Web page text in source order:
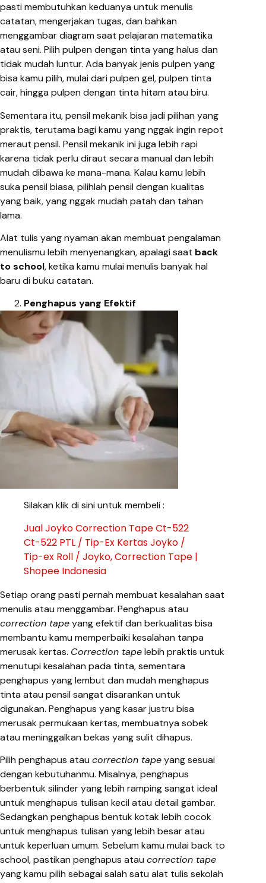
pasti membutuhkan keduanya untuk menulis
catatan, mengerjakan tugas, dan bahkan
menggambar diagram saat pelajaran matematika
atau seni. Pilih pulpen dengan tinta yang halus dan
tidak mudah luntur. Ada banyak jenis pulpen yang
bisa kamu pilih, mulai dari pulpen gel, pulpen tinta
cair, hingga pulpen dengan tinta hitam atau biru.
Sementara itu, pensil mekanik bisa jadi pilihan yang
praktis, terutama bagi kamu yang nggak ingin repot
meraut pensil. Pensil mekanik ini juga lebih rapi
karena tidak perlu diraut secara manual dan lebih
mudah dibawa ke mana-mana. Kalau kamu lebih
suka pensil biasa, pilihlah pensil dengan kualitas
yang baik, yang nggak mudah patah dan tahan
lama.
Alat tulis yang nyaman akan membuat pengalaman
menulismu lebih menyenangkan, apalagi saat back
to school, ketika kamu mulai menulis banyak hal
baru di buku catatan.
Penghapus yang Efektif
Silakan klik di sini untuk membeli :
Jual Joyko Correction Tape Ct-522
Ct-522 PTL / Tip-Ex Kertas Joyko /
Tip-ex Roll / Joyko, Correction Tape |
Shopee Indonesia
Setiap orang pasti pernah membuat kesalahan saat
menulis atau menggambar. Penghapus atau
correction tapeyang efektif dan berkualitas bisa
membantu kamu memperbaiki kesalahan tanpa
merusak kertas. Correction tapelebih praktis untuk
menutupi kesalahan pada tinta, sementara
penghapus yang lembut dan mudah menghapus
tinta atau pensil sangat disarankan untuk
digunakan. Penghapus yang kasar justru bisa
merusak permukaan kertas, membuatnya sobek
atau meninggalkan bekas yang sulit dihapus.
Pilih penghapus atau correction tapeyang sesuai
dengan kebutuhanmu. Misalnya, penghapus
berbentuk silinder yang lebih ramping sangat ideal
untuk menghapus tulisan kecil atau detail gambar.
Sedangkan penghapus bentuk kotak lebih cocok
untuk menghapus tulisan yang lebih besar atau
untuk keperluan umum. Sebelum kamu mulai back to
school, pastikan penghapus atau correction tape
yang kamu pilih sebagai salah satu alat tulis sekolah